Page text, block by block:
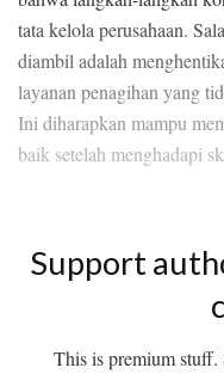
tata kelola perusahaan.
diambil adalah
layanan penagihan yang
Ini diharapkan mampu
baik setelah menghadapi
Support
This is premium stuff.